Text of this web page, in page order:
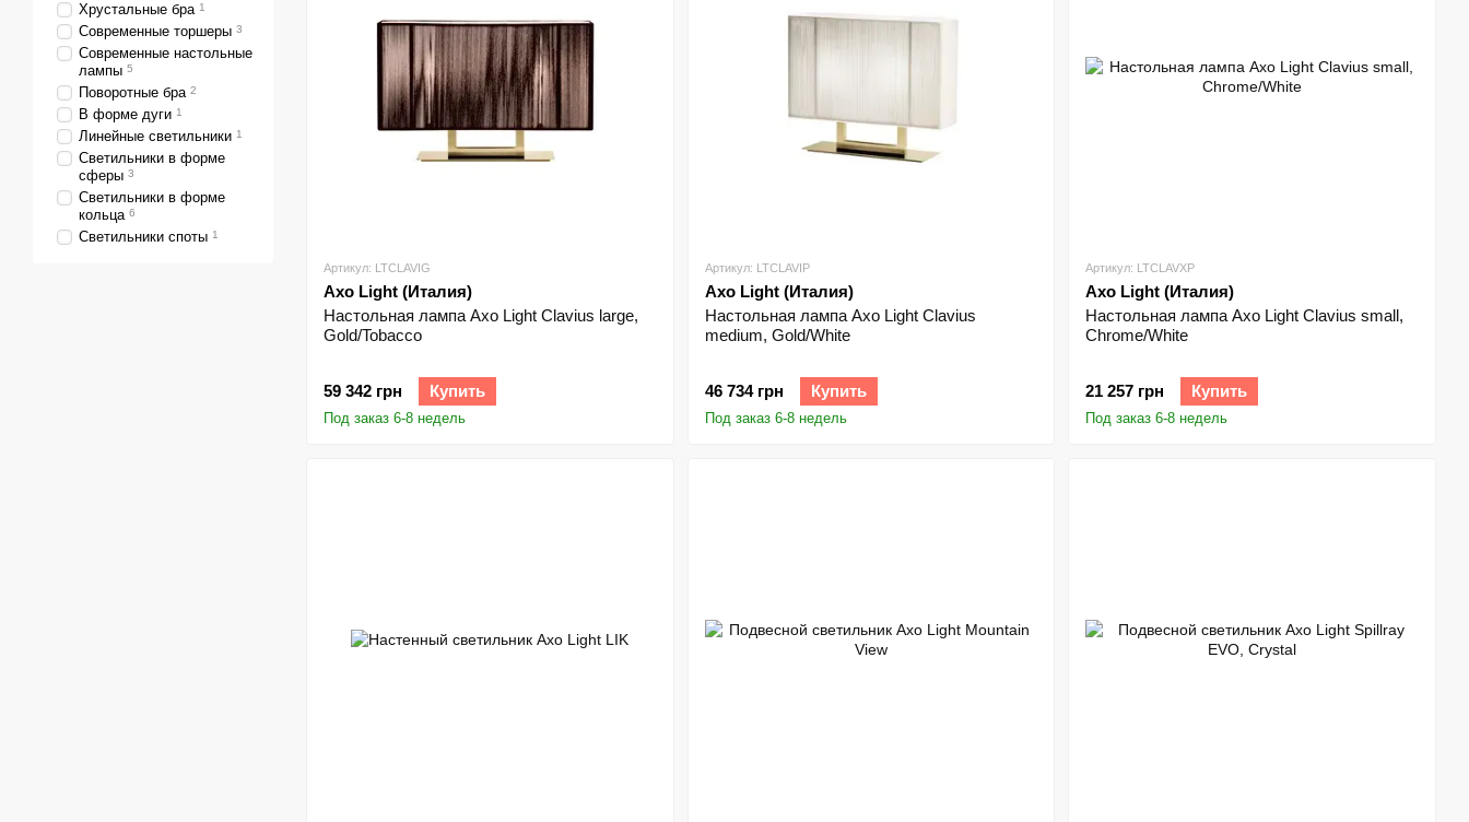
Артикул: LTCLAVIG
Axo Light (Италия)
Настольная лампа Axo Light Clavius large,
Gold/Tobacco
59 342 грн Купить
Под заказ 6-8 недель
Артикул: LTCLAVIP
Axo Light (Италия)
Настольная лампа Axo Light Clavius
medium, Gold/White
46 734 грн Купить
Под заказ 6-8 недель
Артикул: LTCLAVXP
Axo Light (Италия)
Настольная лампа Axo Light Clavius small,
Chrome/White
21 257 грн Купить
Под заказ 6-8 недель
Хрустальные бра 1
Современные торшеры 3
Современные настольные
лампы 5
Поворотные бра 2
В форме дуги 1
Линейные светильники 1
Светильники в форме
сферы 3
Светильники в форме
кольца 6
Светильники споты 1